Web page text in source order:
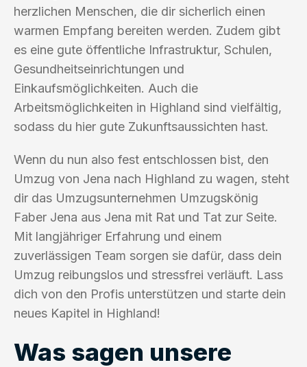
herzlichen Menschen, die dir sicherlich einen
warmen Empfang bereiten werden. Zudem gibt
es eine gute öffentliche Infrastruktur, Schulen,
Gesundheitseinrichtungen und
Einkaufsmöglichkeiten. Auch die
Arbeitsmöglichkeiten in Highland sind vielfältig,
sodass du hier gute Zukunftsaussichten hast.
Wenn du nun also fest entschlossen bist, den
Umzug von Jena nach Highland zu wagen, steht
dir das Umzugsunternehmen Umzugskönig
Faber Jena aus Jena mit Rat und Tat zur Seite.
Mit langjähriger Erfahrung und einem
zuverlässigen Team sorgen sie dafür, dass dein
Umzug reibungslos und stressfrei verläuft. Lass
dich von den Profis unterstützen und starte dein
neues Kapitel in Highland!
Was sagen unsere